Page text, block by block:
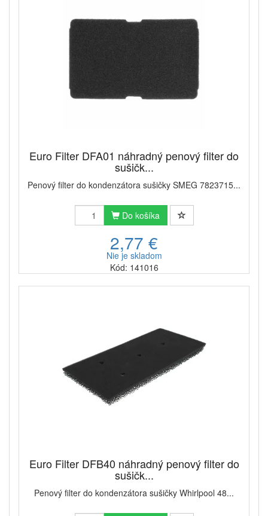
Euro Filter DFA01 náhradný penový filter do
sušičk...
Penový filter do kondenzátora sušičky SMEG 7823715...
Do košíka
2,77 €
Nie je skladom
Kód: 141016
Euro Filter DFB40 náhradný penový filter do
sušičk...
Penový filter do kondenzátora sušičky Whirlpool 48...